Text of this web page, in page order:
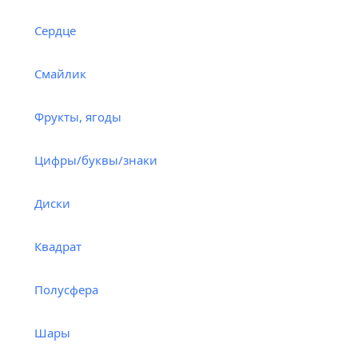
Cердце
Смайлик
Фрукты, ягоды
Цифры/буквы/знаки
Диски
Квадрат
Полусфера
Шары